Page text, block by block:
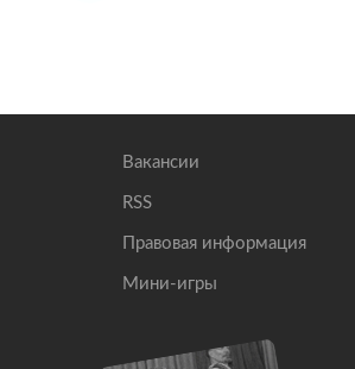
Вакансии
RSS
Правовая информация
Мини-игры